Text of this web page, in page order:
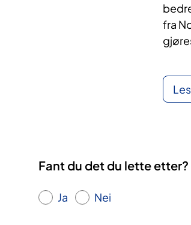
fra
Fant du det du lette etter?
Ja Nei